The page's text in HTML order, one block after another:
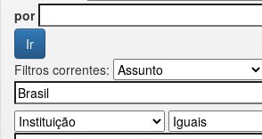
por
Filtros correntes: